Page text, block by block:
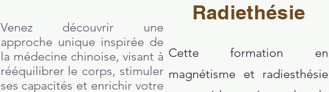
Venez découvrir une
approche unique inspirée de
la médecine chinoise, visant à
rééquilibrer le corps, stimuler
ses capacités et enrichir votre
Radiethésie
Cette formation en
magnétisme et radiesthésie